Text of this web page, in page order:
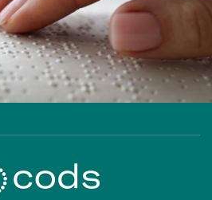
discapacidadcon el
informaciónrelevante
regiones del mundo